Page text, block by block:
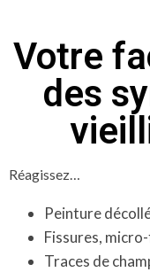
Votre
des
Réagissez…
Peinture
Fissures,
Traces de